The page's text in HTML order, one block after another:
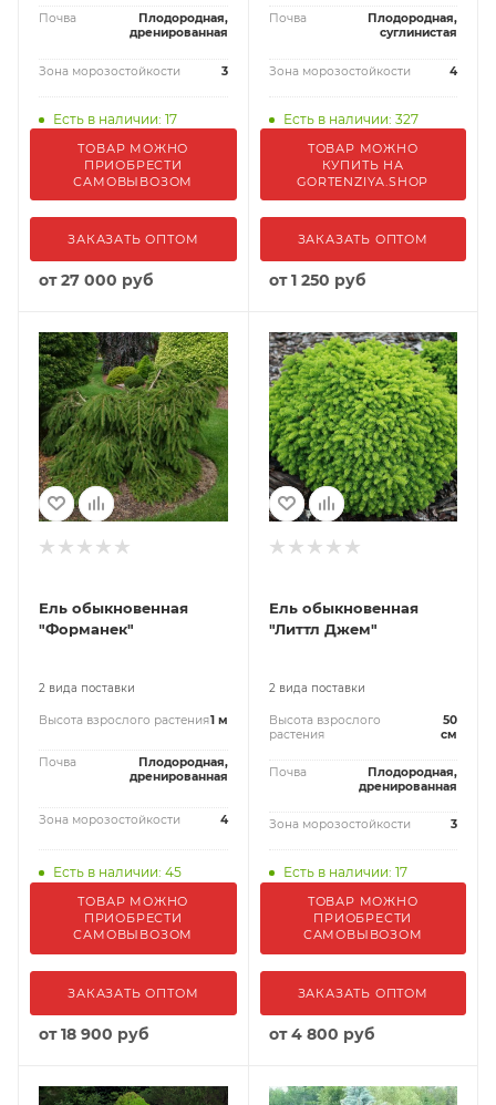
Почва
Плодородная,
дренированная
Зона морозостойкости 3
Есть в наличии: 17
ТОВАР МОЖНО
ПРИОБРЕСТИ
САМОВЫВОЗОМ
ЗАКАЗАТЬ ОПТОМ
от27 000 руб
Почва
Плодородная,
суглинистая
Зона морозостойкости 4
Есть в наличии: 327
ТОВАР МОЖНО
КУПИТЬ НА
GORTENZIYA.SHOP
ЗАКАЗАТЬ ОПТОМ
от1 250 руб
Ель обыкновенная
"Форманек"
2 вида поставки
Высота взрослого растения1 м
Почва
Плодородная,
дренированная
Зона морозостойкости 4
Есть в наличии: 45
ТОВАР МОЖНО
ПРИОБРЕСТИ
САМОВЫВОЗОМ
ЗАКАЗАТЬ ОПТОМ
от18 900 руб
Ель обыкновенная
"Литтл Джем"
2 вида поставки
Высота взрослого
растения
50
см
Почва
Плодородная,
дренированная
Зона морозостойкости 3
Есть в наличии: 17
ТОВАР МОЖНО
ПРИОБРЕСТИ
САМОВЫВОЗОМ
ЗАКАЗАТЬ ОПТОМ
от4 800 руб